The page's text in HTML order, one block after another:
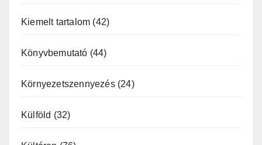
Kiemelt tartalom (42)
Könyvbemutató (44)
Környezetszennyezés(24)
Külföld (32)